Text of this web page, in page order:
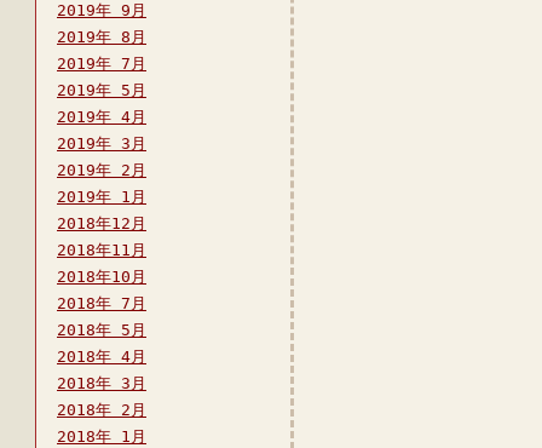
2019年 9月
2019年 8月
2019年 7月
2019年 5月
2019年 4月
2019年 3月
2019年 2月
2019年 1月
2018年12月
2018年11月
2018年10月
2018年 7月
2018年 5月
2018年 4月
2018年 3月
2018年 2月
2018年 1月